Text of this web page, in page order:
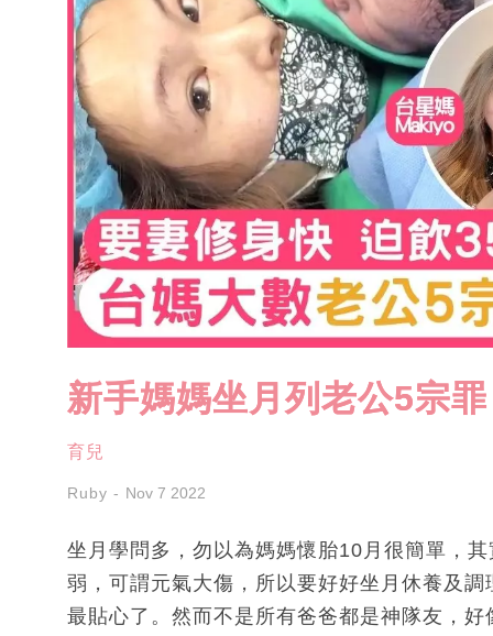
新手媽媽坐月列老公5宗
育兒
Ruby Nov 7 2022
坐月學問多，勿以為媽媽懷胎10月很簡單，
弱，可謂元氣大傷，所以要好好坐月休養及
最貼心了。然而不是所有爸爸都是神隊友，